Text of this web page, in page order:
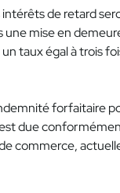
de retard
une mise en
taux égal à trois
forfaitaire
due
commerce,